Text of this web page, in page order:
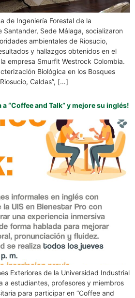
de Ingeniería Forestal de la
Santander, Sede Málaga, socializaron
ambientales de Riosucio,
y hallazgos obtenidos en el
empresa Smurfit Westrock Colombia.
Biológica en los Bosques
Caldas”, […]
a “Coffee and Talk” y mejore su inglés!
Exteriores de la Universidad Industrial
a estudiantes, profesores y miembros
para participar en “Coffee and